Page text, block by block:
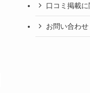
口コミ掲載
お問い合わせ